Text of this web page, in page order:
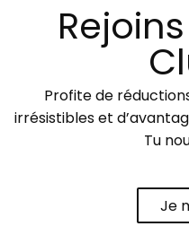
Profite de
irrésistibles et
Tu
Je